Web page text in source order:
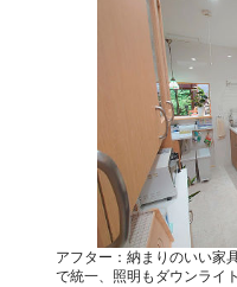
アフター：納まりのいい家
で統一、照明もダウンライ